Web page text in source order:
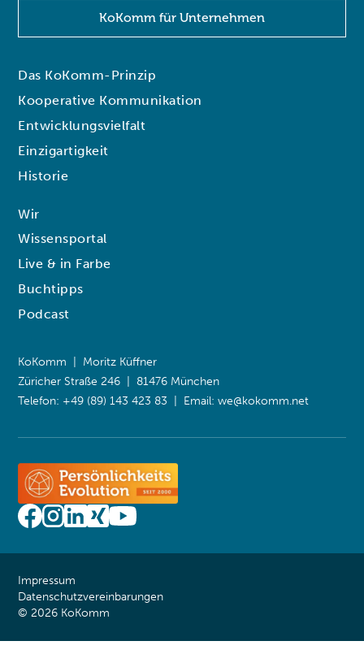
KoKomm für Unternehmen
KoKomm | Moritz Küffner
Züricher Straße 246 | 81476 München
Telefon: +49 (89) 143 423 83 | Email:we@kokomm.net
Das KoKomm-Prinzip
Kooperative Kommunikation
Entwicklungsvielfalt
Einzigartigkeit
Historie
Wir
Wissensportal
Live & in Farbe
Buchtipps
Podcast
© 2026 KoKomm
Impressum
Datenschutzvereinbarungen